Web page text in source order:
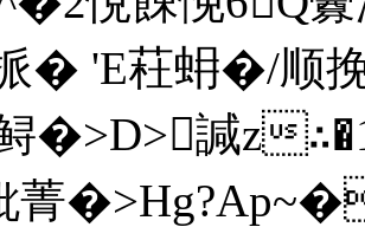
� 'E荰蚦�/顺
�>D>諴z
菁